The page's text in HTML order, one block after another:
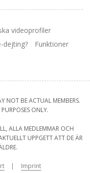
videoprofiler
dejting?
Funktioner
NOT BE ACTUAL MEMBERS.
ONLY.
ALLA MEDLEMMAR OCH
UPPGETT ATT DE ÄR
Imprint